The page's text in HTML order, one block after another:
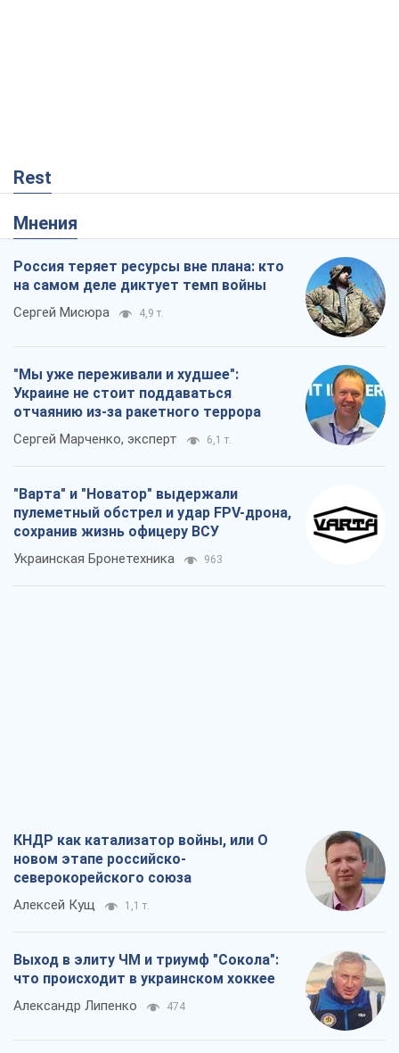
Rest
Мнения
Россия теряет ресурсы вне плана: кто
на самом деле диктует темп войны
Сергей Мисюра 4,9 т.
"Мы уже переживали и худшее":
Украине не стоит поддаваться
отчаянию из-за ракетного террора
Сергей Марченко, эксперт 6,1 т.
"Варта" и "Новатор" выдержали
пулеметный обстрел и удар FPV-дрона,
сохранив жизнь офицеру ВСУ
Украинская Бронетехника 963
КНДР как катализатор войны, или О
новом этапе российско-
северокорейского союза
Алексей Кущ 1,1 т.
Выход в элиту ЧМ и триумф "Сокола":
что происходит в украинском хоккее
Александр Липенко 474